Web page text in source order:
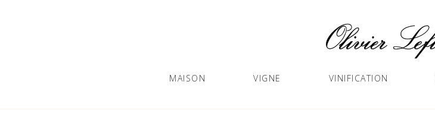
MAISON VIGNE VINIFICATION